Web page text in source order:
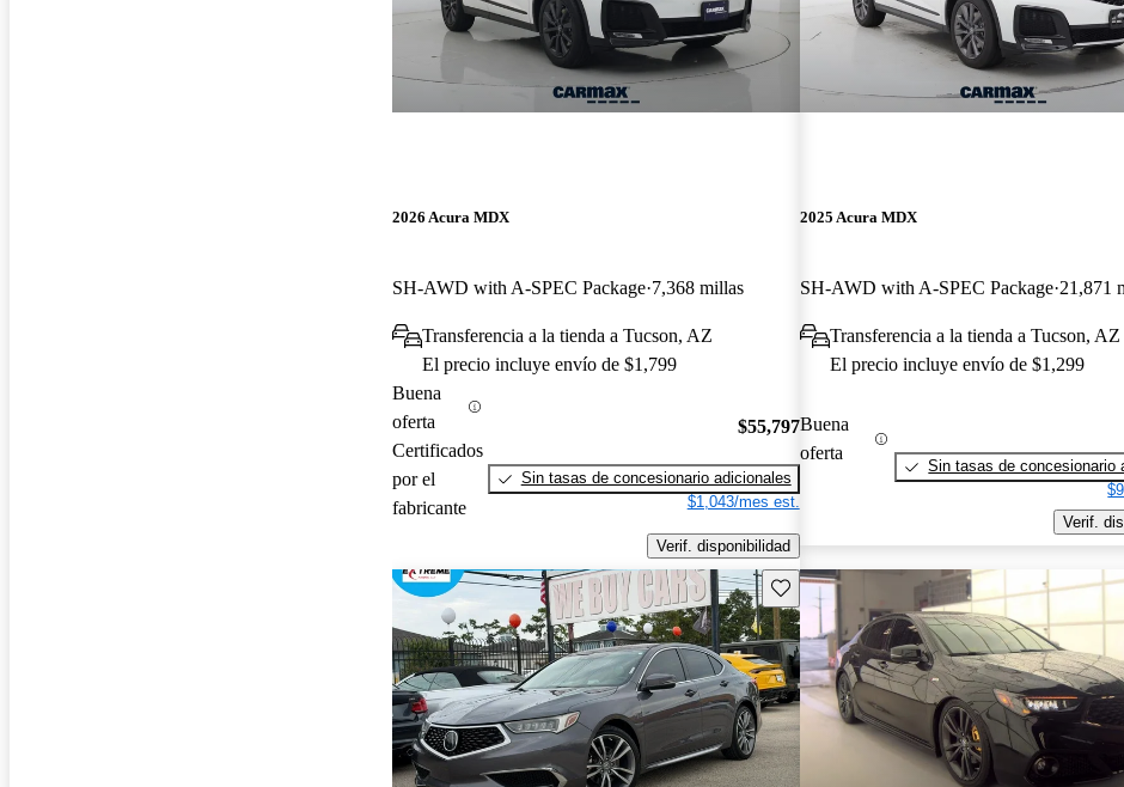
2026 Acura MDX
SH-AWD with A-SPEC Package 7,368 millas
Transferencia a la tienda a Tucson, AZ
El precio incluye envío de $1,799
Buena
oferta
Certificados
por el
fabricante
$55,797
Sin tasas de concesionario adicionales
$1,043/mes est.
Verif. disponibilidad
2025 Acura MDX
SH-AWD with A-SPEC Package 21,871
Transferencia a la tienda a Tucson, AZ
El precio incluye envío de $1,299
Buena
oferta
Sin tasas de concesionario
Verif.
Guarda este Aviso